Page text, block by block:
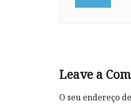
Leave a
O seu endereço